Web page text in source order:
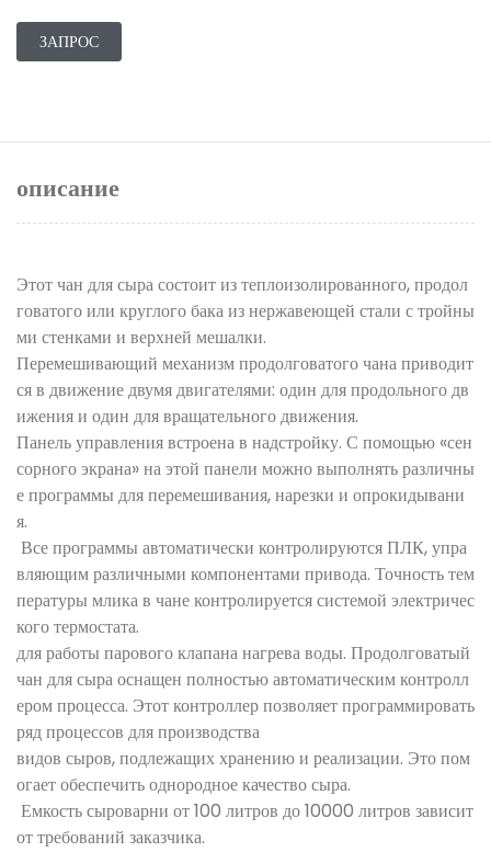
ЗАПРОС
описание
Этот чан для сыра состоит из теплоизолированного, продол
говатого или круглого бака из нержавеющей стали с тройны
ми стенками и верхней мешалки.
Перемешивающий механизм продолговатого чана приводит
ся в движение двумя двигателями: один для продольного дв
ижения и один для вращательного движения.
Панель управления встроена в надстройку. С помощью «сен
сорного экрана» на этой панели можно выполнять различны
е программы для перемешивания, нарезки и опрокидывани
я.
Все программы автоматически контролируются ПЛК, упра
вляющим различными компонентами привода. Точность тем
пературы млика в чане контролируется системой электричес
кого термостата.
для работы парового клапана нагрева воды. Продолговатый
чан для сыра оснащен полностью автоматическим контролл
ером процесса. Этот контроллер позволяет программировать
ряд процессов для производства
видов сыров, подлежащих хранению и реализации. Это пом
огает обеспечить однородное качество сыра.
Емкость сыроварни от 100 литров до 10000 литров зависит
от требований заказчика.